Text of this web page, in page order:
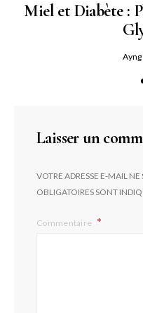
Miel et Diabète :
Laisser un
VOTRE ADRESSE E-MAIL NE
OBLIGATOIRES SONT
Commentaire